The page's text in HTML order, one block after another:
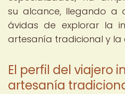
su alcance, llegando a
ávidas de explorar la
artesanía tradicional y la
El perfil del viajero
artesanía